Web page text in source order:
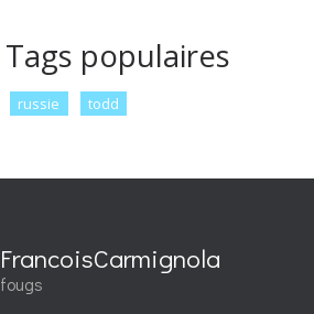
Tags populaires
russie todd
FrancoisCarmignola
fougs